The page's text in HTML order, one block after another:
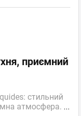
приємний
стильний
атмосфера. ...